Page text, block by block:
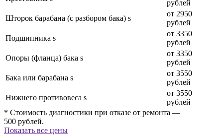
рублей
Шторок барабана (с разбором бака) s
от 2950
рублей
Подшипника s
от 3350
рублей
Опоры (фланца) бака s
от 3350
рублей
Бака или барабана s
от 3550
рублей
Нижнего противовеса s
от 3550
рублей
* Стоимость диагностики при отказе от ремонта —
500 рублей.
Показать все цены